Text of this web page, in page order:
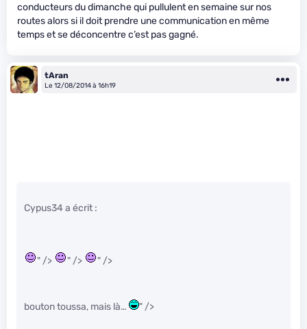
conducteurs du dimanche qui pullulent en semaine sur nos
routes alors si il doit prendre une communication en même
temps et se déconcentre c’est pas gagné.
tAran
Le 12/08/2014 à 16h19
Cypus34 a écrit :
" /> " /> " />
bouton toussa, mais là… " />